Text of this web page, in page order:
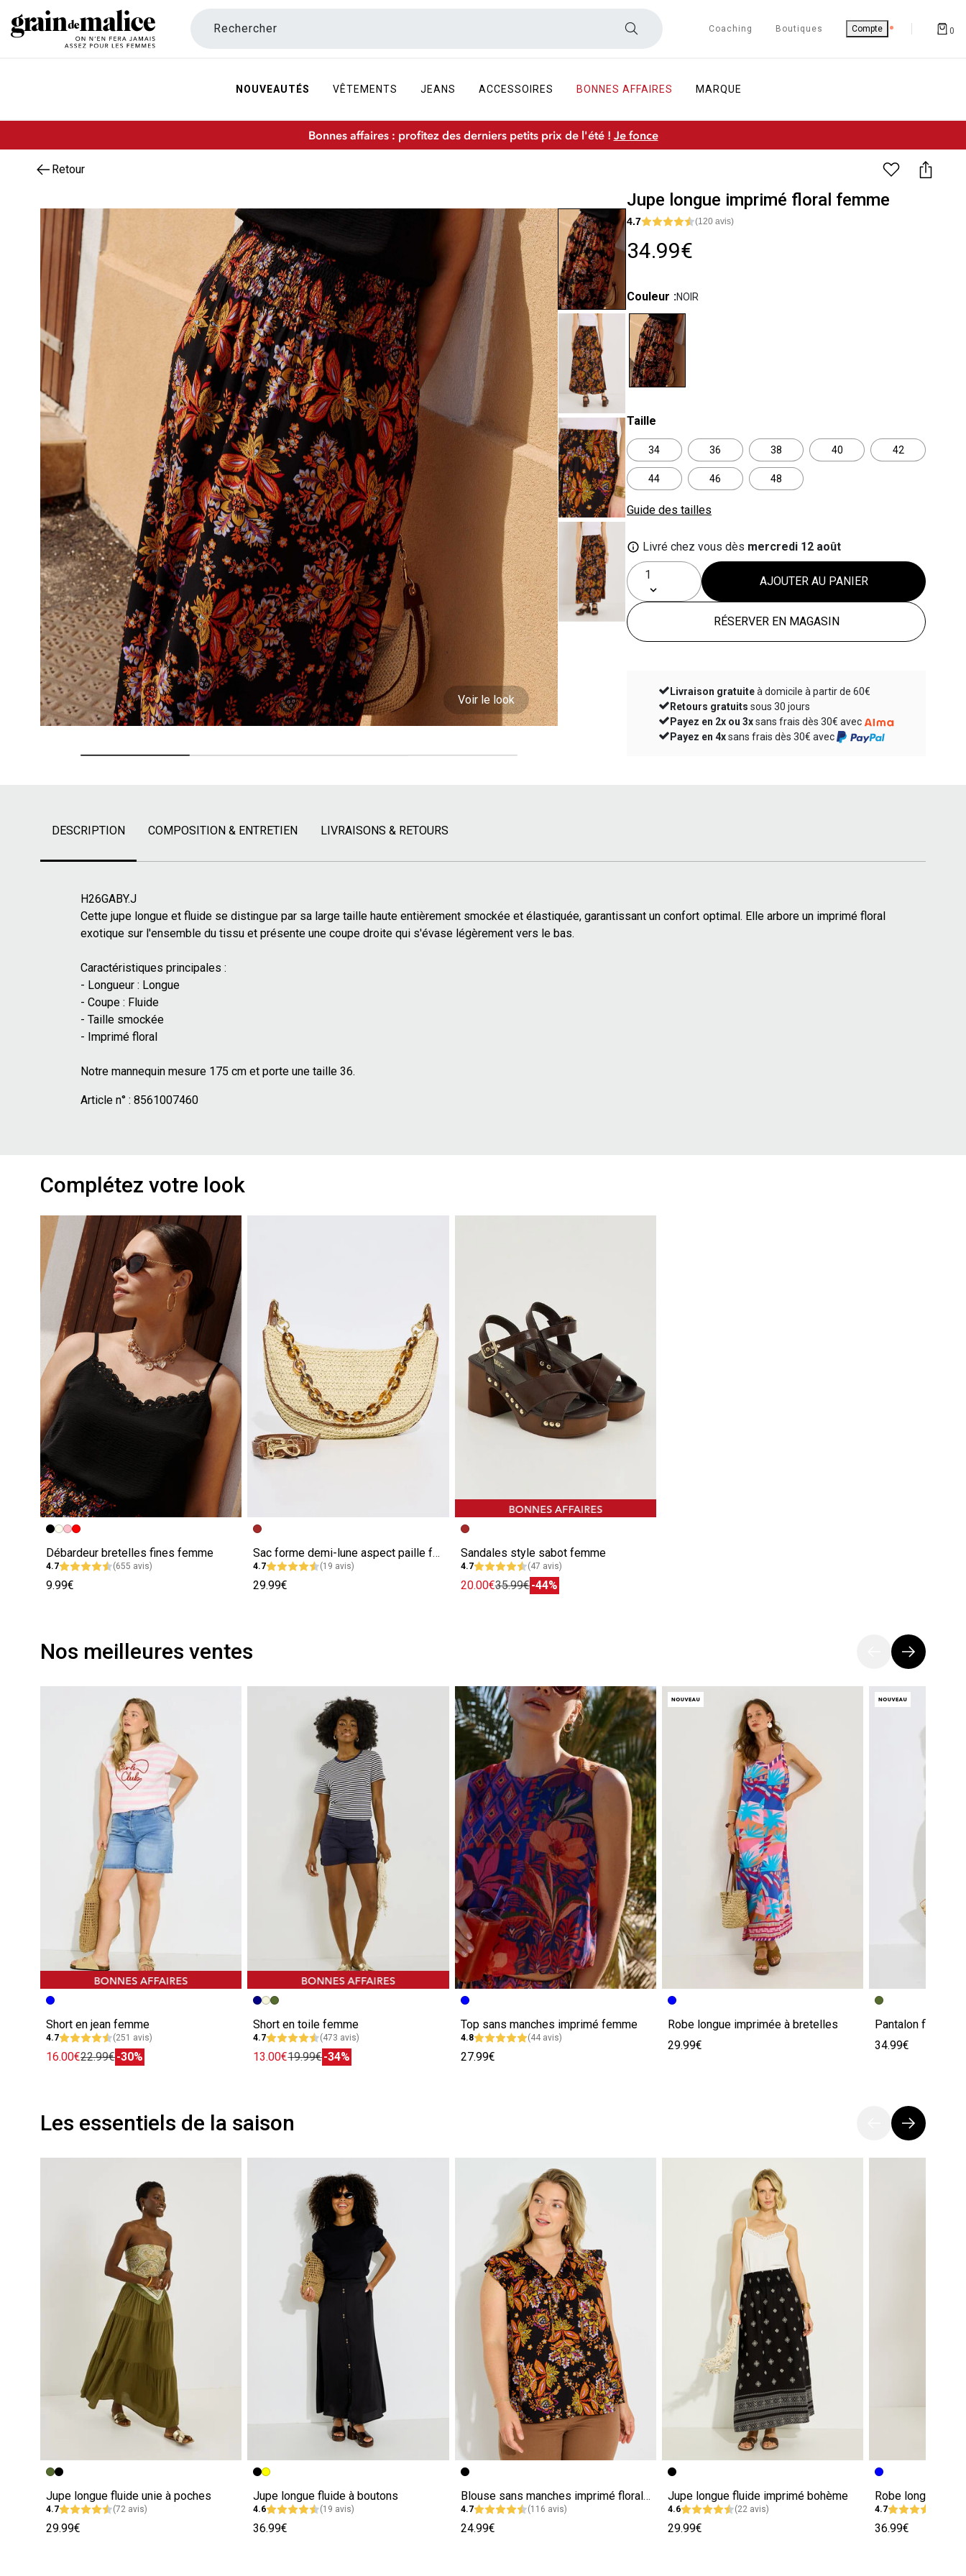
Rechercher Coaching Boutiques Compte 0
NOUVEAUTÉS VÊTEMENTS JEANS ACCESSOIRES BONNES AFFAIRES MARQUE
Bonnes affaires : profitez des derniers petits prix de l'été ! Je fonce
Retour
Voir le look
Jupe longue imprimé floral femme
4.7 (120 avis)
34.99€
Couleur NOIR
Taille
34 36 38 40 42
44 46 48
Guide des tailles
Livré chez vous dès mercredi 12 août
AJOUTER AU PANIER
RÉSERVER EN MAGASIN
Livraison gratuite
à domicile à partir de 60€
Retours gratuits
sous 30 jours
Payez en 2x ou 3x
sans frais dès 30€ avec
Payez en 4x
sans frais dès 30€ avec
DESCRIPTION COMPOSITION & ENTRETIEN LIVRAISONS & RETOURS
H26GABY.J
Cette jupe longue et fluide se distingue par sa large taille haute entièrement smockée et élastiquée, garantissant un confort optimal. Elle arbore un imprimé floral
exotique sur l'ensemble du tissu et présente une coupe droite qui s'évase légèrement vers le bas.
Caractéristiques principales :
- Longueur : Longue
- Coupe : Fluide
- Taille smockée
- Imprimé floral
Notre mannequin mesure 175 cm et porte une taille 36.
Article n° : 8561007460
Complétez votre look
Débardeur bretelles fines femme
4.7 (655 avis)
9.99€
Sac forme demi-lune aspect paille femme
4.7 (19 avis)
29.99€
Sandales style sabot femme
4.7 (47 avis)
20.00€35.99€-44%
Nos meilleures ventes
Short en jean femme
4.7 (251 avis)
16.00€22.99€-30%
Short en toile femme
4.7 (473 avis)
13.00€19.99€-34%
Top sans manches imprimé femme
4.8 (44 avis)
27.99€
Robe longue imprimée à bretelles
29.99€
Pantalon fluide
34.99€
Les essentiels de la saison
Jupe longue fluide unie à poches
4.7 (72 avis)
29.99€
Jupe longue fluide à boutons
4.6 (19 avis)
36.99€
Blouse sans manches imprimé floral femme
4.7 (116 avis)
24.99€
Jupe longue fluide imprimé bohème
4.6 (22 avis)
29.99€
4.7
36.99€